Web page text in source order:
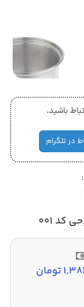
باشید.
در تلگرام
تومان